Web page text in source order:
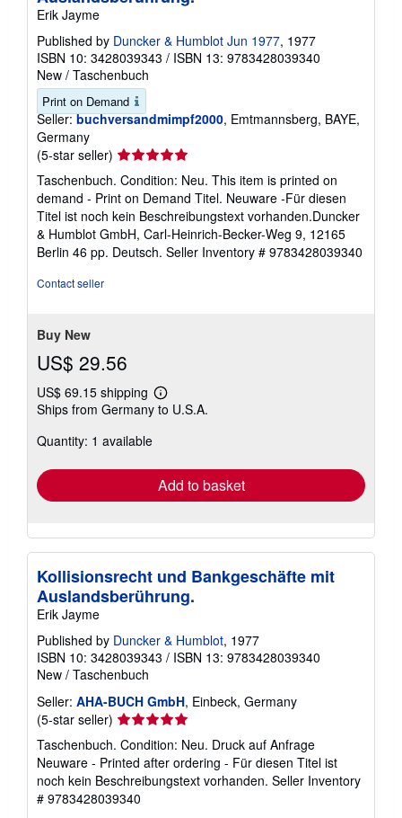
Erik Jayme
Published by Duncker & Humblot Jun 1977, 1977
ISBN 10: 3428039343 / ISBN 13: 9783428039340
New / Taschenbuch
Print on Demand
Seller: buchversandmimpf2000, Emtmannsberg, BAYE,
Germany
(5-star seller) Seller
rating
5
out
of
5
stars
Taschenbuch. Condition: Neu. This item is printed on
demand - Print on Demand Titel. Neuware -Für diesen
Titel ist noch kein Beschreibungstext vorhanden.Duncker
& Humblot GmbH, Carl-Heinrich-Becker-Weg 9, 12165
Berlin 46 pp. Deutsch. Seller Inventory # 9783428039340
Contact seller
Buy New
US$ 29.56
US$ 69.15 shipping
Learn
more
Ships from Germany to U.S.A.
Quantity: 1 available
Add to basket
Kollisionsrecht und Bankgeschäfte mit
Auslandsberührung.
Erik Jayme
Published by Duncker & Humblot, 1977
ISBN 10: 3428039343 / ISBN 13: 9783428039340
New / Taschenbuch
Seller: AHA-BUCH GmbH, Einbeck, Germany
(5-star seller) Seller
rating
5
out
of
5
Taschenbuch. Condition: Neu. Druck auf Anfrage
Neuware - Printed after ordering - Für diesen Titel ist
noch kein Beschreibungstext vorhanden. Seller Inventory
# 9783428039340